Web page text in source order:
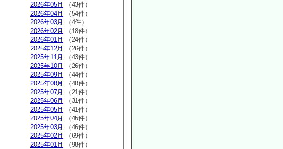
2026年05月
（43件）
2026年04月
（54件）
2026年03月
（4件）
2026年02月
（18件）
2026年01月
（24件）
2025年12月
（26件）
2025年11月
（43件）
2025年10月
（26件）
2025年09月
（44件）
2025年08月
（48件）
2025年07月
（21件）
2025年06月
（31件）
2025年05月
（41件）
2025年04月
（46件）
2025年03月
（46件）
2025年02月
（69件）
2025年01月
（98件）